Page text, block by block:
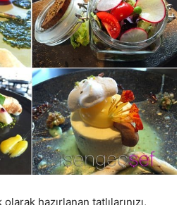
hazırlanan tatlılarınızı,